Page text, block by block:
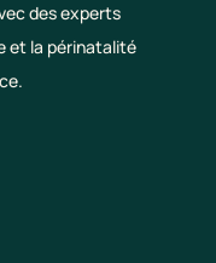
des experts
et la périnatalité